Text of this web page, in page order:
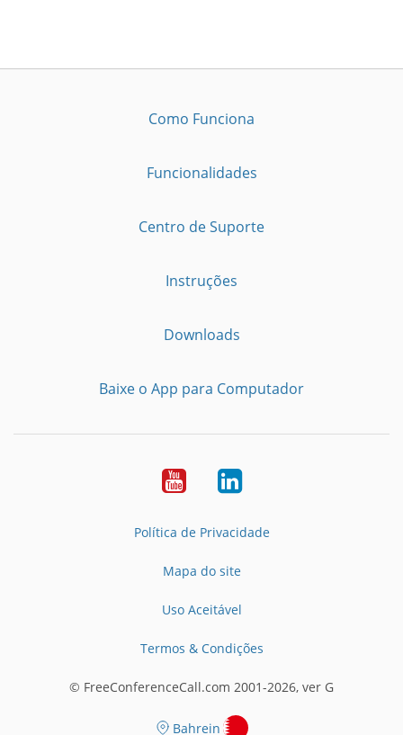
Como Funciona
Funcionalidades
Centro de Suporte
Instruções
Downloads
Baixe o App para Computador
YoutubeLinkedIn
Política de Privacidade
Mapa do site
Uso Aceitável
Termos & Condições
© FreeConferenceCall.com 2001-2026, ver G
Bahrein